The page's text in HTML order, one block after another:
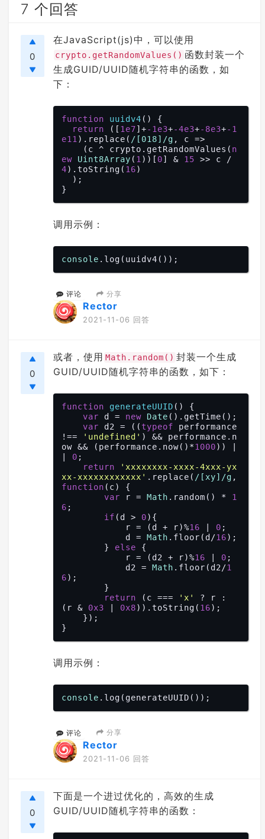
7 个回答
0
在JavaScript(js)中，可以使用
crypto.getRandomValues() 函数封装一个
生成GUID/UUID随机字符串的函数，如
下：
function uuidv4 ( ) {
return ([ 1e7]+-1e3+-4e3+-8e3+-1
e11 ).replace( /[018]/g , c =>
    (c ^ crypto.getRandomValues(
n
ew
Uint8Array ( 1 ))[ 0] & 15
4).toString( 16)
调用示例：
console
评论 分享
Rector
2021-11-06 回答
0
或者，使用 Math.random() 封装一个生成
GUID/UUID随机字符串的函数，如下：
function generateUUID ( ) {
var d = new Date ().getTime();
var d2 = (( typeof performance
!==
'undefined' ) && performance.n
ow && (performance.now()*1000)) |
0 ;
return
'xxxxxxxx-xxxx-4xxx-yx
xx-xxxxxxxxxxxx' .replace( /[xy]/g
function ( c) {
var r = Math .random() * 1
6 ;
if (d > 0){
            r = (d + r)%
16 0 ;
            d =
Math .floor(d/16);
        }
else {
            r = (d2 + r)%
16 0 ;
            d2 =
Math .floor(d2/1
6);
return (c === 'x'
? r :
(r & 0x3 0x8)).toString( 16);
调用示例：
console
评论 分享
Rector
2021-11-06 回答
0
下面是一个进过优化的，高效的生成
GUID/UUID随机字符串的函数：